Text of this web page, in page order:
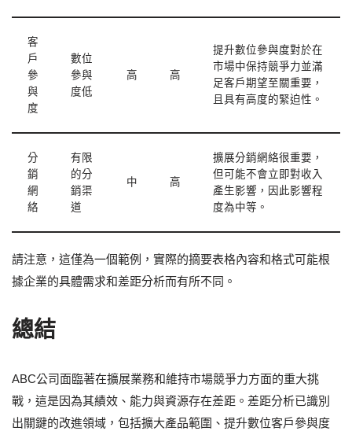
客
戶
參
與
度
數位
參與
度低
高 高
提升數位參與度對於在
市場中保持競爭力並滿
足客戶期望至關重要，
且具有高度的緊迫性。
分
銷
網
絡
有限
的分
銷渠
道
中 高
擴展分銷網絡很重要，
但可能不會立即對收入
產生影響，因此影響程
度為中等。
請注意，這僅為一個範例，實際的摘要表格內容和格式可能根
據企業的具體需求和差距分析而有所不同。
總結
ABC公司面臨著在擴展業務和維持市場競爭力方面的重大挑
戰，這是因為其績效、能力與資源存在差距。差距分析已識別
出關鍵的改進領域，包括擴大產品範圍、提升數位客戶參與度